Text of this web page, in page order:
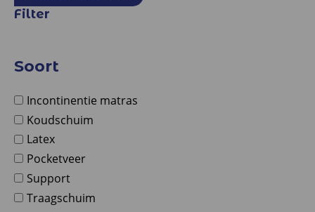
Filter
Soort
Incontinentie matras
Koudschuim
Latex
Pocketveer
Support
Traagschuim